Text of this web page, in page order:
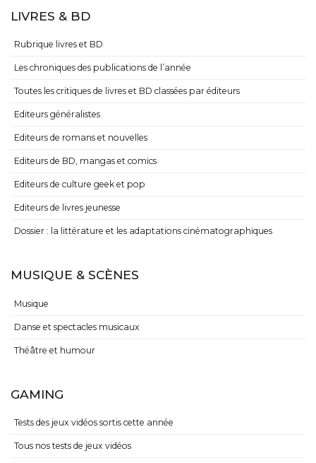
LIVRES & BD
Rubrique livres et BD
Les chroniques des publications de l’année
Toutes les critiques de livres et BD classées par éditeurs
Editeurs généralistes
Editeurs de romans et nouvelles
Editeurs de BD, mangas et comics
Editeurs de culture geek et pop
Editeurs de livres jeunesse
Dossier : la littérature et les adaptations cinématographiques
MUSIQUE & SCÈNES
Musique
Danse et spectacles musicaux
Théâtre et humour
GAMING
Tests des jeux vidéos sortis cette année
Tous nos tests de jeux vidéos